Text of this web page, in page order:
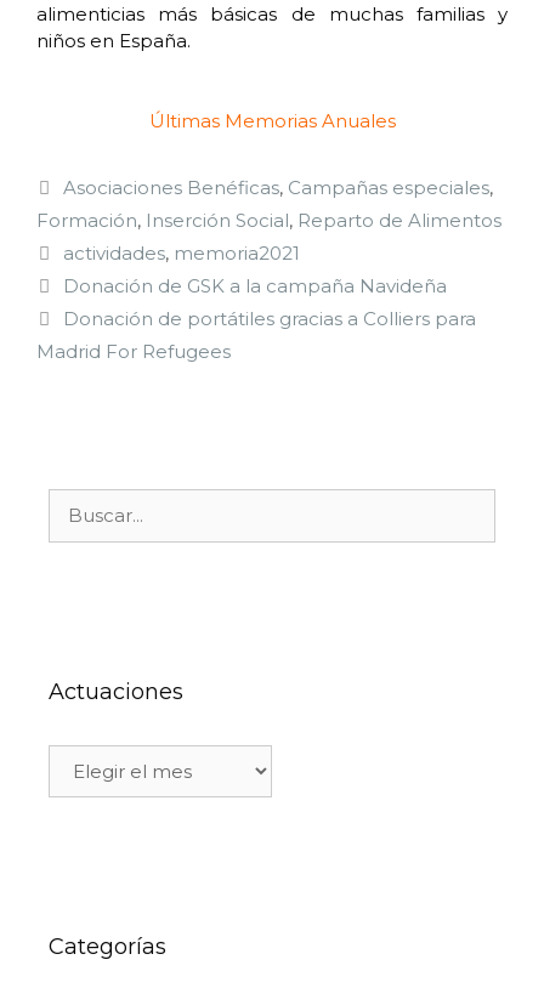
alimenticias más básicas de muchas familias y
niños en España.
Últimas Memorias Anuales
Asociaciones Benéficas, Campañas especiales,
Formación, Inserción Social, Reparto de Alimentos
actividades, memoria2021
Donación de GSK a la campaña Navideña
Donación de portátiles gracias a Colliers para
Madrid For Refugees
Actuaciones
Categorías